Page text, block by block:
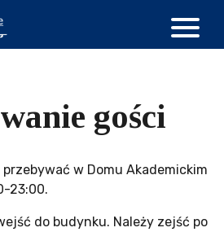
gości
w Domu Akademickim
23:00.
do budynku. Należy zejść po